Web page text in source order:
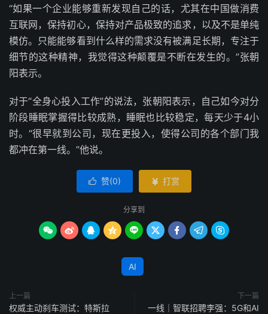
“如果一个企业能够重新发现自己的话，尤其在中国做消费
互联网，保持初心，保持对产品极致的追求，以及不是单纯
模仿。只能能够看到什么样的需求没有被满足长期，专注于
细节的这种精神，我觉得这种颠覆是不断在发生的。”张朝
阳表示。
对于“全身心投入工作”的说法，张朝阳表示，自己如今对分
阶段睡眠掌握得比较成熟，睡眠也比较稳定，每天少于4小
时。“很早就到公司，现在更投入，使得公司的各个部门我
都冲在第一线。”他说。
 赞(0)  打赏
分享到
        
AI
上一篇
权威主动刹车测试：特斯拉
下一篇
一线｜智联招聘李强：5G和AI